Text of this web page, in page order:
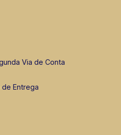
Via de Conta
Entrega